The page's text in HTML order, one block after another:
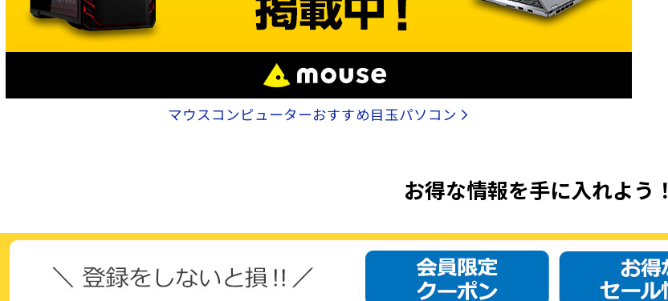
マウスコンピューターおすすめ目玉パソコン
お得な情報を手に入れよう！